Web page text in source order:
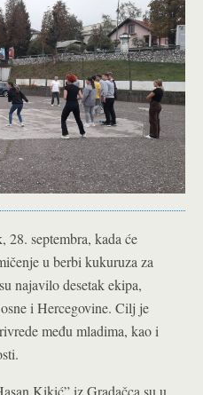
28. septembra, kada će
u berbi kukuruza za
najavilo desetak ekipa,
i Hercegovine. Cilj je
među mladima, kao i
Kikić” iz Gradačca su u